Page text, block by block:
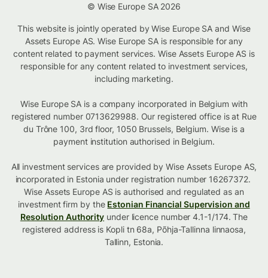
© Wise Europe SA 2026
This website is jointly operated by Wise Europe SA and Wise
Assets Europe AS. Wise Europe SA is responsible for any
content related to payment services. Wise Assets Europe AS is
responsible for any content related to investment services,
including marketing.
Wise Europe SA is a company incorporated in Belgium with
registered number 0713629988. Our registered office is at Rue
du Trône 100, 3rd floor, 1050 Brussels, Belgium. Wise is a
payment institution authorised in Belgium.
All investment services are provided by Wise Assets Europe AS,
incorporated in Estonia under registration number 16267372.
Wise Assets Europe AS is authorised and regulated as an
investment firm by the Estonian Financial Supervision and
Resolution Authority under licence number 4.1-1/174. The
registered address is Kopli tn 68a, Põhja-Tallinna linnaosa,
Tallinn, Estonia.